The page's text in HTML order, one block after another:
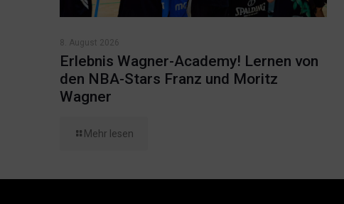
8. August 2026
Erlebnis Wagner-Academy! Lernen von
den NBA-Stars Franz und Moritz
Wagner
Mehr lesen